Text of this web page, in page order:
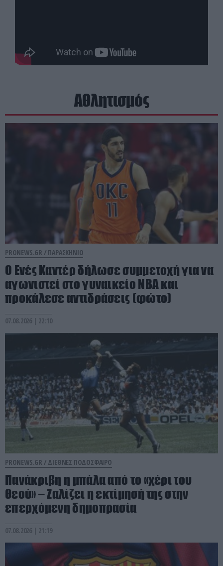
Αθλητισμός
PRONEWS.GR / ΠΑΡΑΣΚΗΝΙΟ
Ο Ενές Καντέρ δήλωσε συμμετοχή για να
αγωνιστεί στο γυναικείο NBA και
προκάλεσε αντιδράσεις (φώτο)
07.08.2026 | 22:10
PRONEWS.GR / ΔΙΕΘΝΕΣ ΠΟΔΟΣΦΑΙΡΟ
Πανάκριβη η μπάλα από το «χέρι του
θεού» – Ζαλίζει η εκτίμησή της στην
επερχόμενη δημοπρασία
07.08.2026 | 21:19